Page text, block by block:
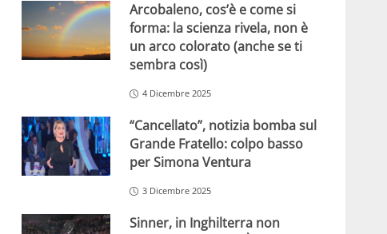
Arcobaleno, cos’è e come si
forma: la scienza rivela, non è
un arco colorato (anche se ti
sembra così)
4 Dicembre 2025
“Cancellato”, notizia bomba sul
Grande Fratello: colpo basso
per Simona Ventura
3 Dicembre 2025
Sinner, in Inghilterra non